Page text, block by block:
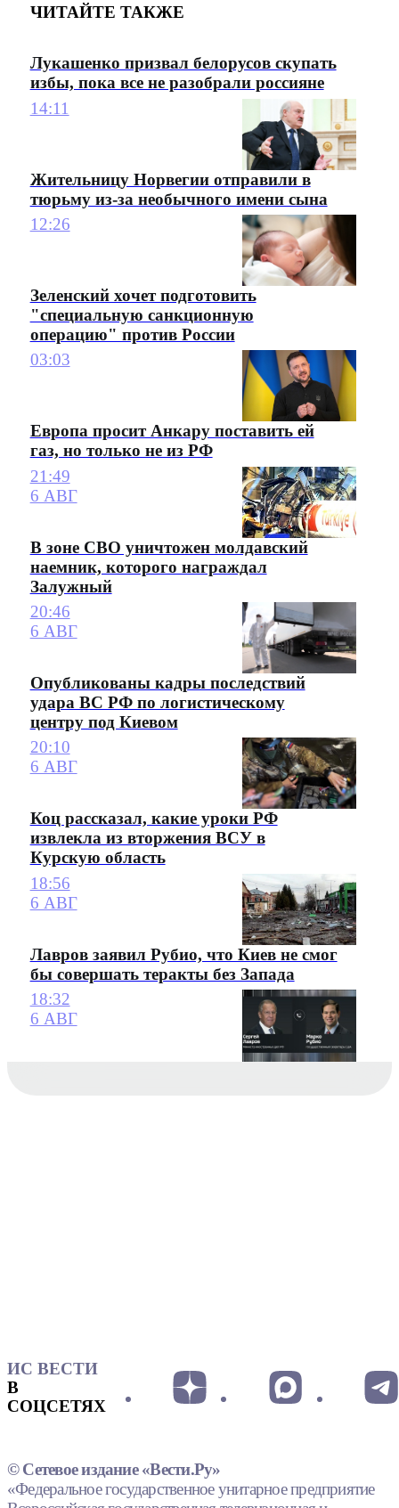
ЧИТАЙТЕ ТАКЖЕ
Лукашенко призвал белорусов скупать
избы, пока все не разобрали россияне
14:11
Жительницу Норвегии отправили в
тюрьму из-за необычного имени сына
12:26
Зеленский хочет подготовить
"специальную санкционную
операцию" против России
03:03
Европа просит Анкару поставить ей
газ, но только не из РФ
21:49
6 АВГ
В зоне СВО уничтожен молдавский
наемник, которого награждал
Залужный
20:46
6 АВГ
Опубликованы кадры последствий
удара ВС РФ по логистическому
центру под Киевом
20:10
6 АВГ
Коц рассказал, какие уроки РФ
извлекла из вторжения ВСУ в
Курскую область
18:56
6 АВГ
Лавров заявил Рубио, что Киев не смог
бы совершать теракты без Запада
18:32
6 АВГ
ИС ВЕСТИ
В
СОЦСЕТЯХ
© Сетевое издание «Вести.Ру»
«Федеральное государственное унитарное предприятие